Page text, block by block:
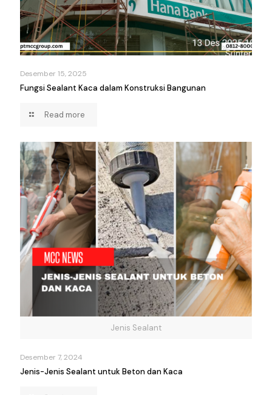
Desember 15, 2025
Fungsi Sealant Kaca dalam Konstruksi Bangunan
Read more
Jenis Sealant
Desember 7, 2024
Jenis-Jenis Sealant untuk Beton dan Kaca